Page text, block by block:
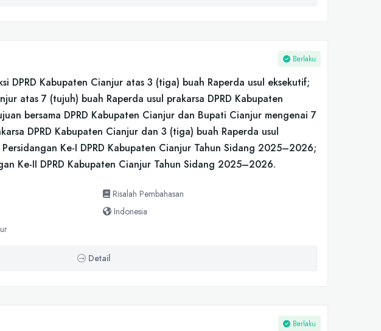
Berlaku
DPRD Kabupaten Cianjur atas 3 (tiga) buah Raperda usul eksekutif;
atas 7 (tujuh) buah Raperda usul prakarsa DPRD Kabupaten
bersama DPRD Kabupaten Cianjur dan Bupati Cianjur mengenai 7
DPRD Kabupaten Cianjur dan 3 (tiga) buah Raperda usul
Ke-I DPRD Kabupaten Cianjur Tahun Sidang 2025–2026;
Ke-II DPRD Kabupaten Cianjur Tahun Sidang 2025–2026.
Risalah Pembahasan
Indonesia
Detail
Berlaku